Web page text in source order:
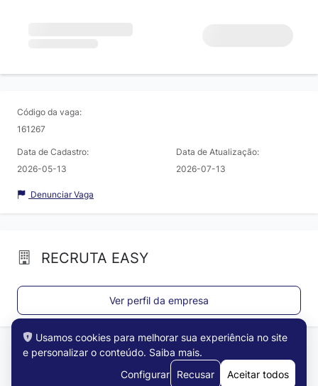
Código da vaga:
161267
Data de Cadastro:
2026-05-13
Data de Atualização:
2026-07-13
Denunciar Vaga
RECRUTA EASY
Ver perfil da empresa
Usamos cookies para melhorar sua experiência no site
e personalizar o conteúdo. Saiba mais.
Configurar
Recusar Aceitar todos